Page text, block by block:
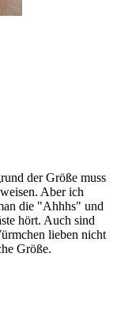
der Größe muss
Aber ich
die "Ahhhs" und
hört. Auch sind
lieben nicht
Größe.